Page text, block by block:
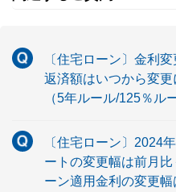
〔住宅ローン〕金利
返済額はいつから変更
（5年ルール/125％ル
〔住宅ローン〕2024
ートの変更幅は前月
ーン適用金利の変更